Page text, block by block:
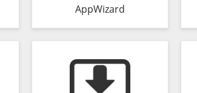
AppWizard